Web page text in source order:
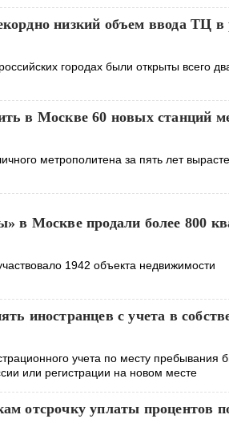
низкий объем ввода ТЦ в
городах были открыты всего
в Москве 60 новых станций
метрополитена за пять лет
в Москве продали более 800
1942 объекта недвижимости
иностранцев с учета в
учета по месту пребывания
или регистрации на новом месте
отсрочку уплаты процентов